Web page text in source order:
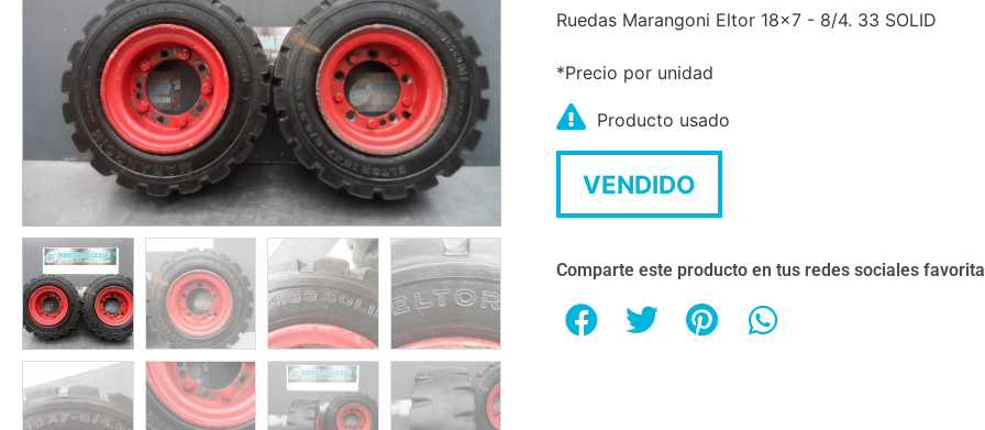
Ruedas Marangoni Eltor 18x7 - 8/4. 33 SOLID
*Precio por unidad
Producto usado
VENDIDO
Comparte este producto en tus redes sociales